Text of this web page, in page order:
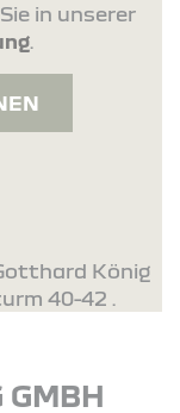
in unserer
.
König
40-42 .
GMBH